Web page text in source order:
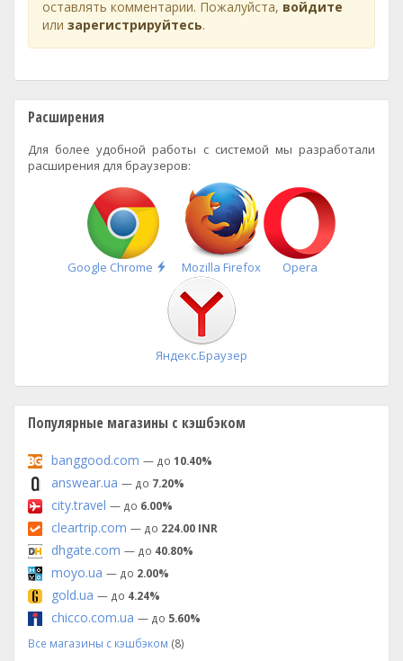
оставлять комментарии. Пожалуйста, войдите
или зарегистрируйтесь.
Расширения
Для более удобной работы с системой мы разработали
расширения для браузеров:
Google Chrome
Быстрая
установка
Mozilla Firefox Opera
Яндекс.Браузер
Популярные магазины с кэшбэком
banggood.com — до 10.40%
answear.ua — до 7.20%
city.travel — до 6.00%
cleartrip.com — до 224.00 INR
dhgate.com — до 40.80%
moyo.ua — до 2.00%
gold.ua — до 4.24%
chicco.com.ua — до 5.60%
Все магазины с кэшбэком (8)